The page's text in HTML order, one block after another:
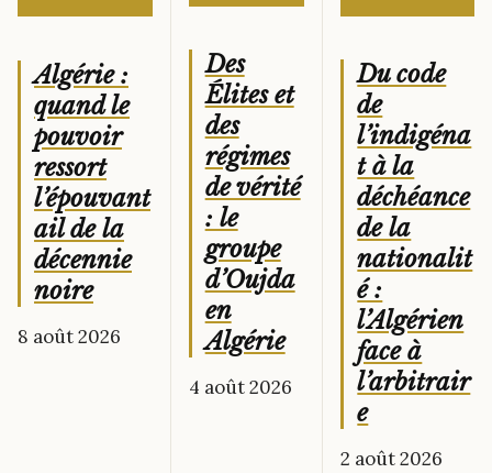
Algérie :
quand le
pouvoir
ressort
l’épouvant
ail de la
décennie
noire
8 août 2026
Des
Élites et
des
régimes
de vérité
: le
groupe
d’Oujda
en
Algérie
4 août 2026
Du code
de
l’indigéna
t à la
déchéance
de la
nationalit
é :
l’Algérien
face à
l’arbitrair
e
2 août 2026